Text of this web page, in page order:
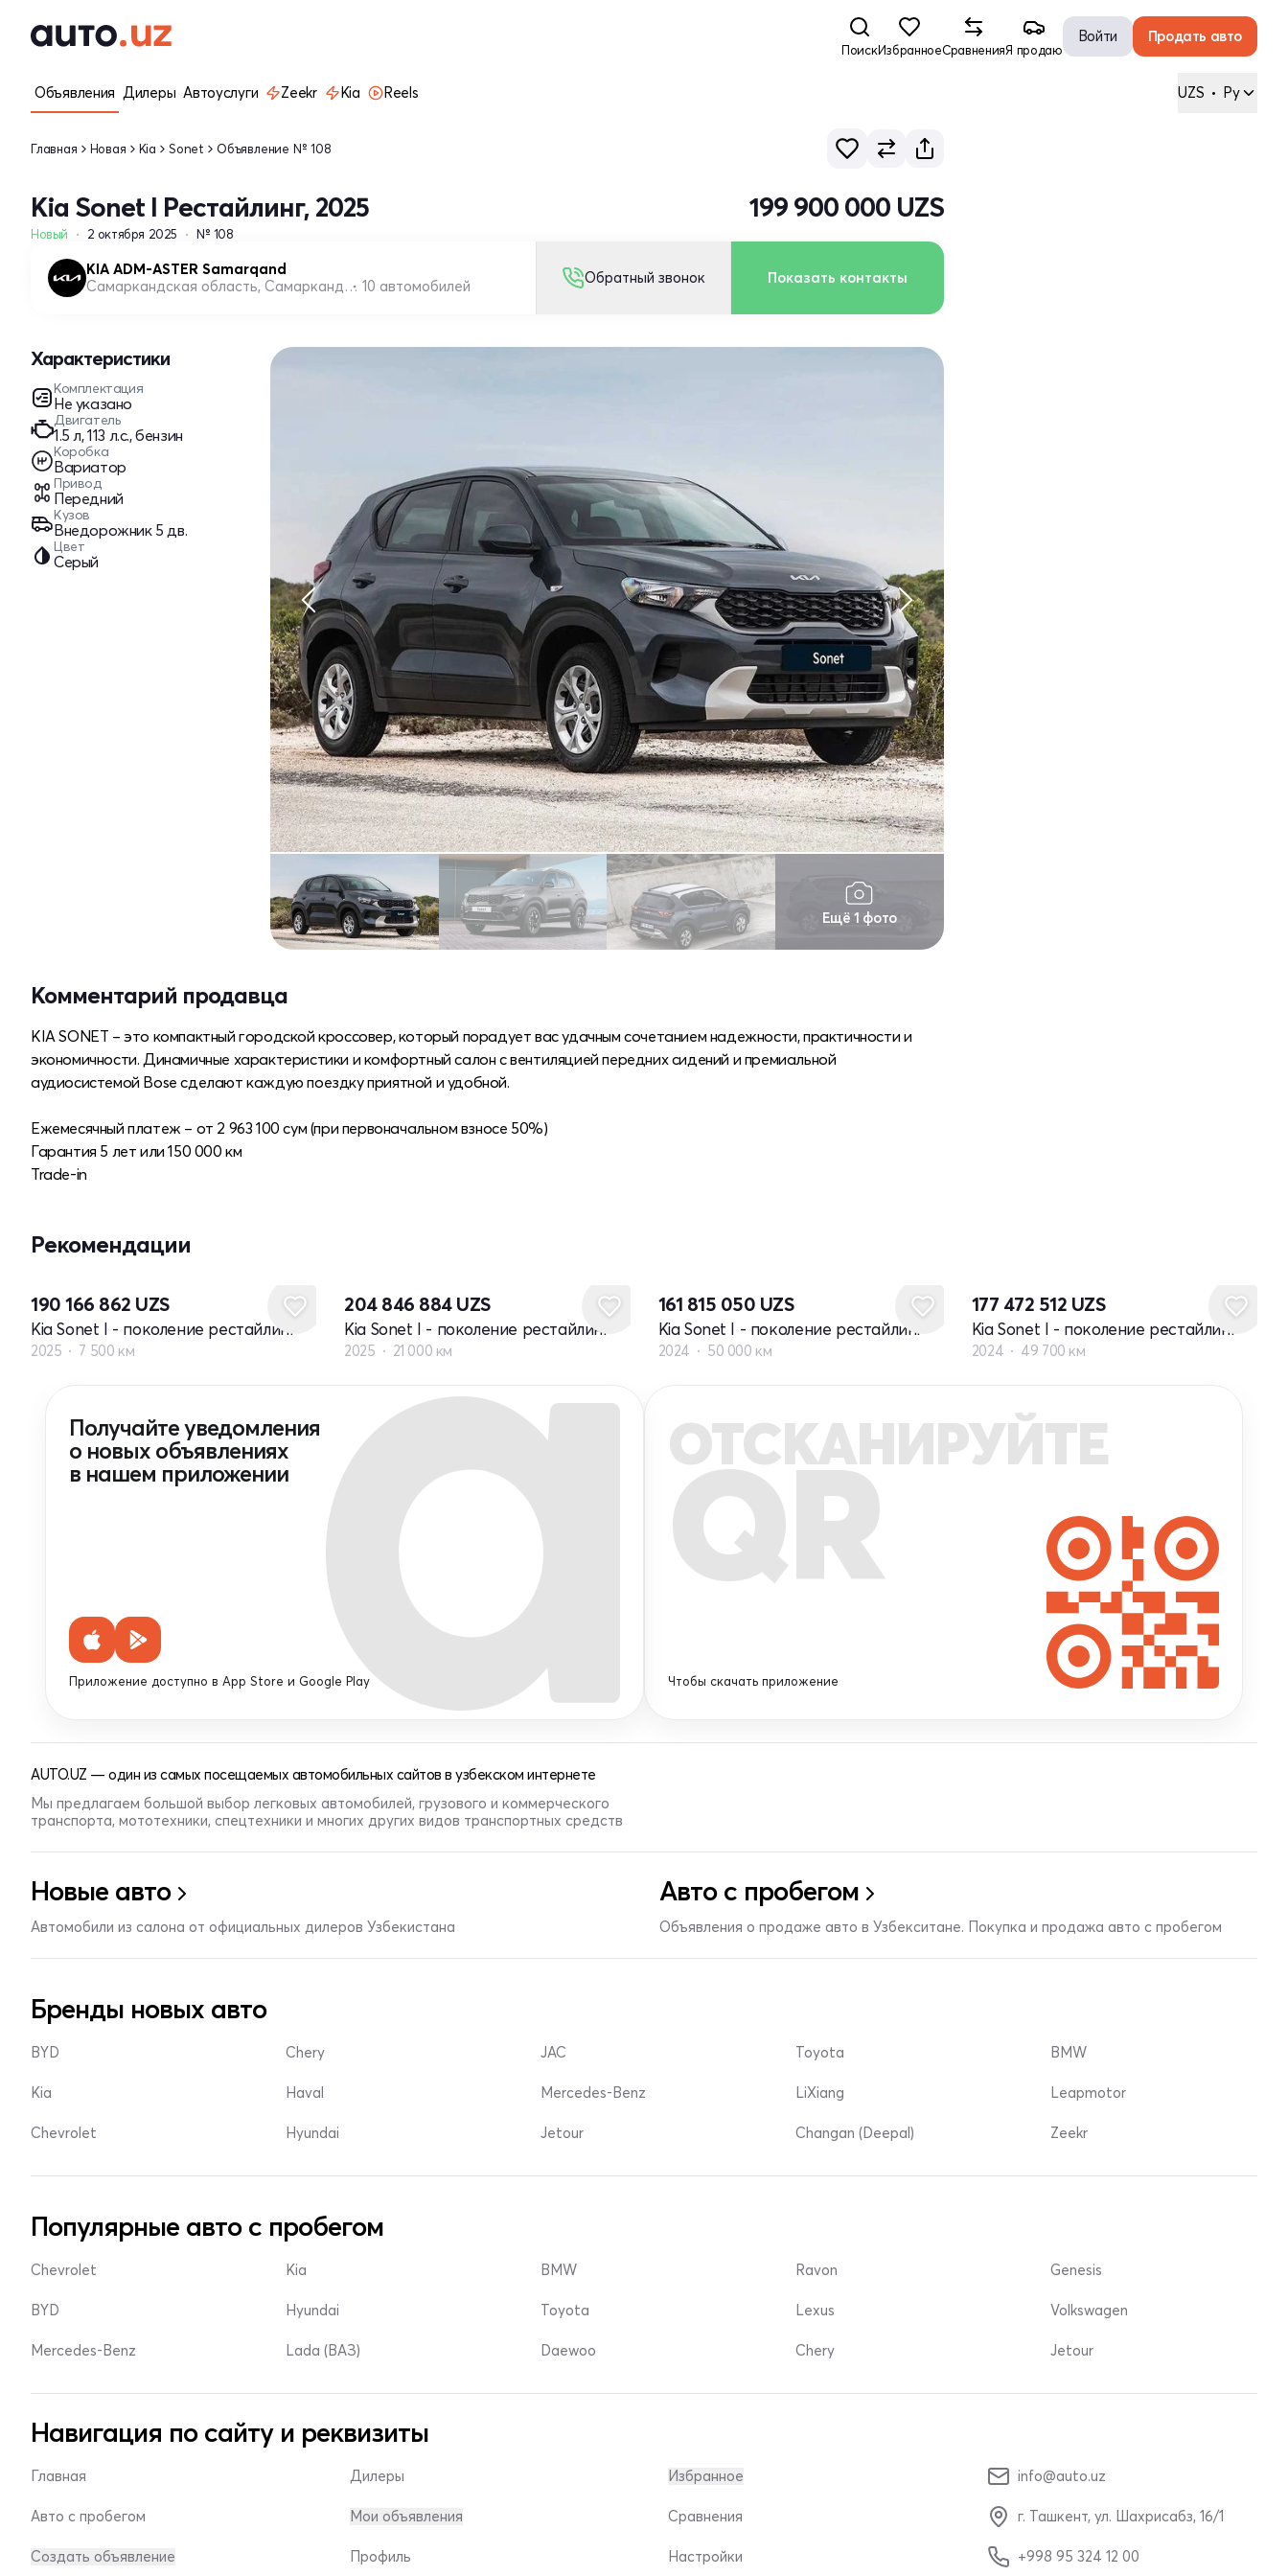
ПоискИзбранноеСравненияЯ продаю
Войти Продать авто
Объявления Дилеры Автоуслуги Zeekr Kia Reels UZS • Ру
Главная Новая Kia Sonet Объявление № 108
Kia Sonet I Рестайлинг, 2025
Новый 2 октября 2025 № 108
199 900 000 UZS
KIA ADM-ASTER Samarqand
Самаркандская область, Самаркандский район 10 автомобилей Обратный звонок Показать контакты
Характеристики
Комплектация
Не указано
Двигатель
1.5 л, 113 л.с., бензин
Коробка
Вариатор
Привод
Передний
Кузов
Внедорожник 5 дв.
Цвет
Серый
Ещё 1 фото
Комментарий продавца
KIA SONET – это компактный городской кроссовер, который порадует вас удачным сочетанием надежности, практичности и
экономичности. Динамичные характеристики и комфортный салон с вентиляцией передних сидений и премиальной
аудиосистемой Bose сделают каждую поездку приятной и удобной.
Ежемесячный платеж – от 2 963 100 сум (при первоначальном взносе 50%)
Гарантия 5 лет или 150 000 км
Trade-in
Рекомендации
190 166 862 UZS
Kia Sonet I - поколение рестайлинг
2025 7 500 км
204 846 884 UZS
Kia Sonet I - поколение рестайлинг
2025 21 000 км
161 815 050 UZS
Kia Sonet I - поколение рестайлинг
2024 50 000 км
177 472 512 UZS
Kia Sonet I - поколение рестайлинг
2024 49 700 км
Получайте уведомления
о новых объявлениях
в нашем приложении
Приложение доступно в App Store и Google Play
ОТСКАНИРУЙТЕ
QR
Чтобы скачать приложение
AUTO.UZ — один из самых посещаемых автомобильных сайтов в узбекском интернете
Мы предлагаем большой выбор легковых автомобилей, грузового и коммерческого
транспорта, мототехники, спецтехники и многих других видов транспортных средств
Новые авто
Автомобили из салона от официальных дилеров Узбекистана
Авто с пробегом
Объявления о продаже авто в Узбекситане. Покупка и продажа авто с пробегом
Бренды новых авто
BYD
Kia
Chevrolet
Chery
Haval
Hyundai
JAC
Mercedes-Benz
Jetour
Toyota
LiXiang
Changan (Deepal)
BMW
Leapmotor
Zeekr
Популярные авто с пробегом
Chevrolet
BYD
Mercedes-Benz
Kia
Hyundai
Lada (ВАЗ)
BMW
Toyota
Daewoo
Ravon
Lexus
Chery
Genesis
Volkswagen
Jetour
Навигация по сайту и реквизиты
Главная
Авто с пробегом
Создать объявление
Дилеры
Мои объявления
Профиль
Избранное
Сравнения
Настройки
info@auto.uz
г. Ташкент, ул. Шахрисабз, 16/1
+998 95 324 12 00